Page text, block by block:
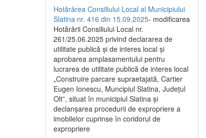
Hotărârea Consiliului Local al Municipiului
Slatina nr. 416 din 15.09.2025- modificarea
Hotărârii Consiliului Local nr.
261/25.06.2025 privind declararea de
utilitate publică și de interes local și
aprobarea amplasamentului pentru
lucrarea de utilitate publică de interes local
„Construire parcare supraetajată, Cartier
Eugen Ionescu, Muncipiul Slatina, Județul
Olt”, situat în municipiul Slatina și
declanșarea procedurii de expropriere a
imobilelor cuprinse în coridorul de
expropriere